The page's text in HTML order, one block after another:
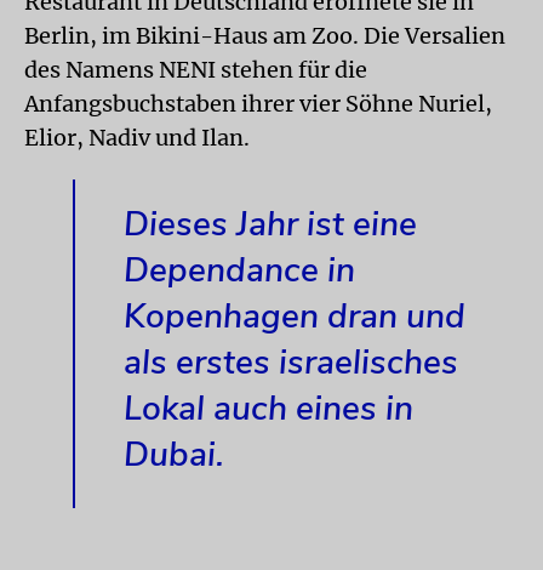
Berlin, im Bikini-Haus am Zoo. Die Versalien
des Namens NENI stehen für die
Anfangsbuchstaben ihrer vier Söhne Nuriel,
Elior, Nadiv und Ilan.
Dieses Jahr ist eine
Dependance in
Kopenhagen dran und
als erstes israelisches
Lokal auch eines in
Dubai.